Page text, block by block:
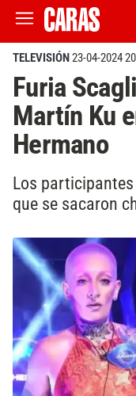
TELEVISIÓN23-04-2024
Furia
Martín Ku
Hermano
Los
que se sacaron